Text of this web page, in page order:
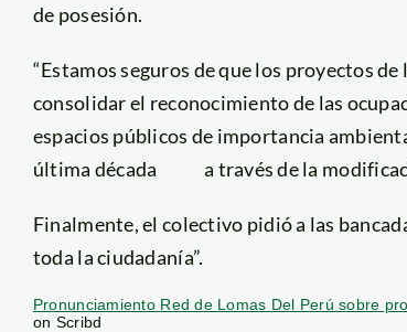
de posesión.
“Estamos seguros de que los proyectos
consolidar el reconocimiento de las
espacios públicos de importancia
última década a través de la
Finalmente, el colectivo pidió a las
toda la ciudadanía”.
Pronunciamiento Red de Lomas Del Perú sobre
on Scribd